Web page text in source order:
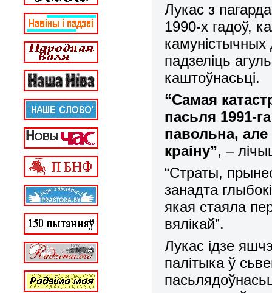
Лукас з
1990-х гадоў,
падзеліць
каштоўнасьці.
“Самая
пасьля 1991-
павольна,
краіну”, –
“Страты,
занадта
якая стаяла
вялікай”.
Лукас ідзе
палітыка ў